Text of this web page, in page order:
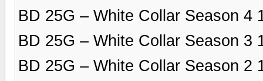
BD 25G – White Collar Season
BD 25G – White Collar Season
BD 25G – White Collar Season